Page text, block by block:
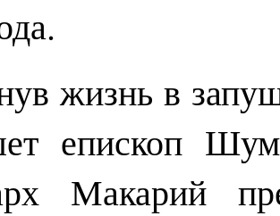
жизнь в
епископ
Макарий